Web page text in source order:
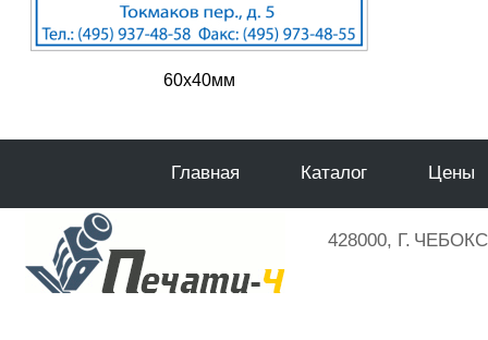
60х40мм
Главная Каталог Цены
428000, Г.